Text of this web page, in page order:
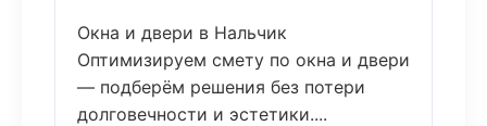
Окна и двери в Нальчик
Оптимизируем смету по окна и двери
— подберём решения без потери
долговечности и эстетики....